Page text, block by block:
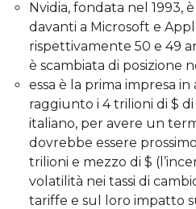
Nvidia, fondata nel 1993,
davanti a Microsoft e
rispettivamente 50 e 49
è scambiata di posizione
essa è la prima impresa
raggiunto i 4 trilioni di $ di
italiano, per avere un
dovrebbe essere
trilioni e mezzo di $
volatilità nei tassi di
tariffe e sul loro impatto